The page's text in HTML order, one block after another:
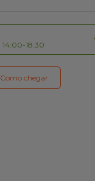
18:30
Como chegar